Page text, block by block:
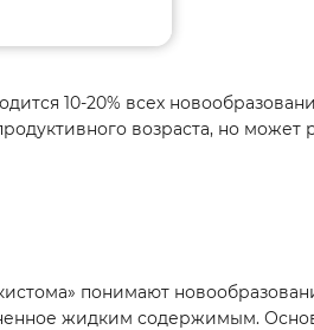
10-20% всех
возраста, но может
понимают
жидким содержимым.